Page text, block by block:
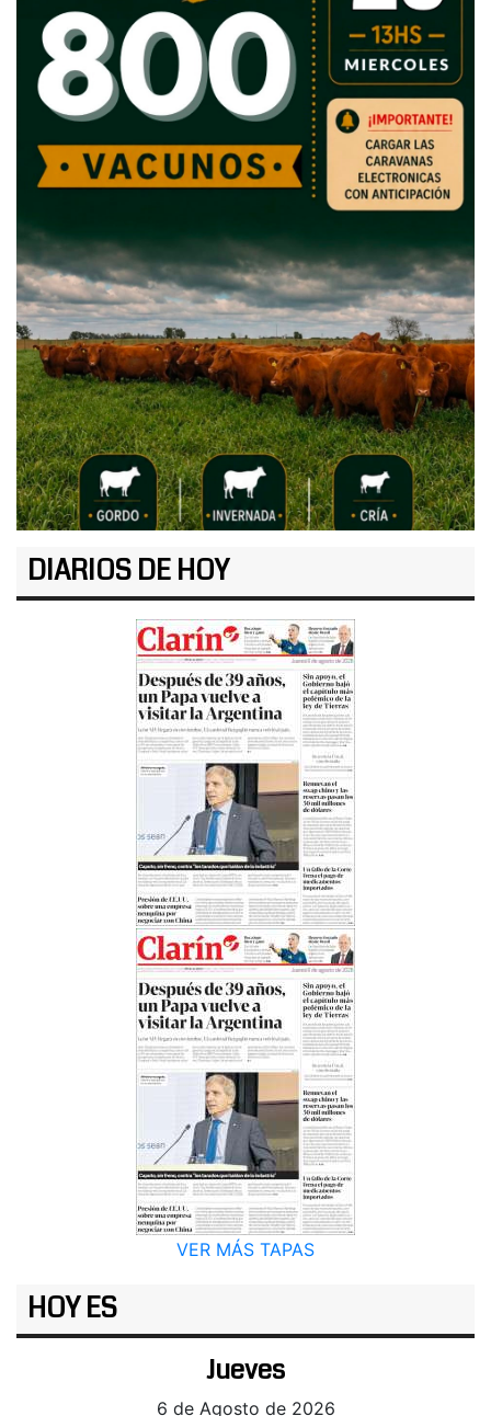
DIARIOS DE HOY
VER MÁS TAPAS
HOY ES
Jueves
6 de Agosto de 2026